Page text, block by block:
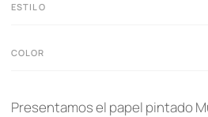
ESTILO
COLOR
Presentamos el papel pintado